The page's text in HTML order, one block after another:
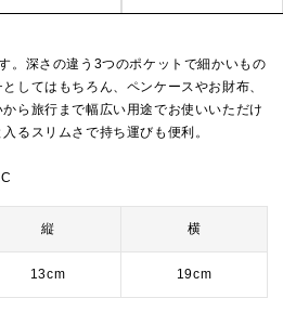
。深さの違う3つのポケットで細かいもの
してはもちろん、ペンケースやお財布、
ら旅行まで幅広い用途でお使いいただけ
るスリムさで持ち運びも便利。
縦 横
13cm 19cm